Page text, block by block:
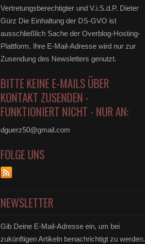
Vertretungsberechtigter und V.i.S.d.P. Dieter
Gürz Die Einhaltung der DS-GVO ist
ausschließlich Sache der Overblog-Hosting-
Plattform. Ihre E-Mail-Adresse wird nur zur
Zusendung des Newsletters genutzt.
BITTE KEINE E-MAILS ÜBER
KONTAKT ZUSENDEN -
FUNKTIONIERT NICHT - NUR AN:
dguerz50@gmail.com
FOLGE UNS
NEWSLETTER
Gib Deine E-Mail-Adresse ein, um bei
zukünftigen Artikeln benachrichtigt zu werden.